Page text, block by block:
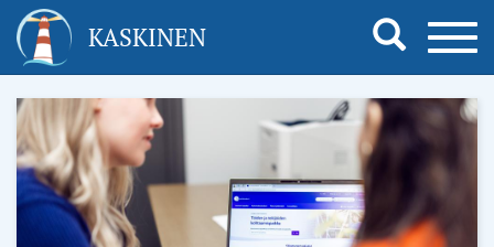
Hyppää
pääsisältöönKASKINEN